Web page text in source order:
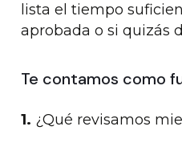
lista el tiempo
aprobada o si quizás
Te contamos como
1. ¿Qué revisamos